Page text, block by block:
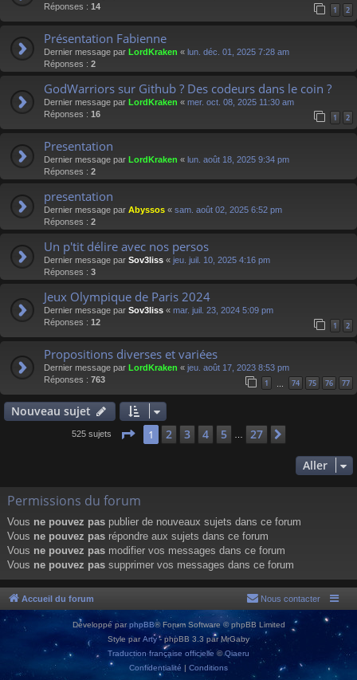
Réponses : 14 1 2
Présentation Fabienne
Dernier message par LordKraken « lun. déc. 01, 2025 7:28 am
Réponses : 2
GodWarriors sur Github ? Des codeurs dans le coin ?
Dernier message par LordKraken « mer. oct. 08, 2025 11:30 am
Réponses : 16 1 2
Presentation
Dernier message par LordKraken « lun. août 18, 2025 9:34 pm
Réponses : 2
presentation
Dernier message par Abyssos « sam. août 02, 2025 6:52 pm
Réponses : 2
Un p'tit délire avec nos persos
Dernier message par Sov3liss « jeu. juil. 10, 2025 4:16 pm
Réponses : 3
Jeux Olympique de Paris 2024
Dernier message par Sov3liss « mar. juil. 23, 2024 5:09 pm
Réponses : 12 1 2
Propositions diverses et variées
Dernier message par LordKraken « jeu. août 17, 2023 8:53 pm
Réponses : 763 1 … 74 75 76 77
Nouveau sujet
525 sujets Page 1sur 27
1 2 3 4 5 27
Aller
Permissions du forum
Vous ne pouvez pas publier de nouveaux sujets dans ce forum
Vous ne pouvez pas répondre aux sujets dans ce forum
Vous ne pouvez pas modifier vos messages dans ce forum
Vous ne pouvez pas supprimer vos messages dans ce forum
Accueil du forum Nous contacter
Développé par phpBB® Forum Software © phpBB Limited
Style par Arty- phpBB 3.3 par MrGaby
Traduction française officielle ©Qiaeru
Confidentialité | Conditions